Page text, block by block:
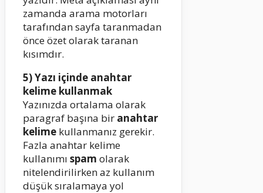
zamanda arama motorları
tarafından sayfa taranmadan
önce özet olarak taranan
kısımdır.
5) Yazı içinde anahtar
kelime kullanmak
Yazınızda ortalama olarak
paragraf başına bir anahtar
kelime kullanmanız gerekir.
Fazla anahtar kelime
kullanımı spam olarak
nitelendirilirken az kullanım
düşük sıralamaya yol